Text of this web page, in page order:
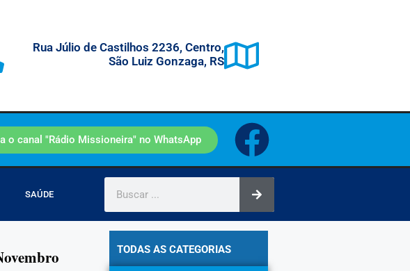
Rua Júlio de Castilhos 2236, Centro,
São Luiz Gonzaga, RS
o canal "Rádio Missioneira" no WhatsApp
SAÚDE
TODAS AS CATEGORIAS